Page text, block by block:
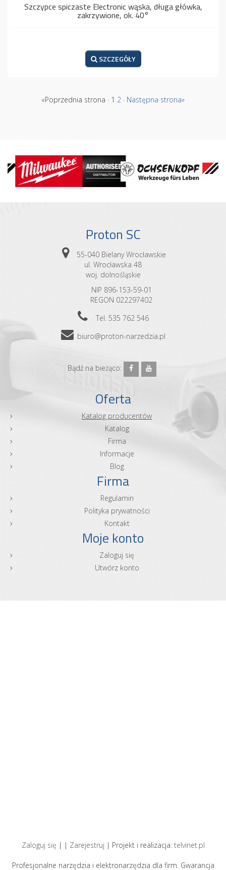
Szczypce spiczaste Electronic wąska, długa główka,
zakrzywione, ok. 40°
SZCZEGÓŁY
«Poprzednia strona · 1 2 · Następna strona»
Proton SC
55-040 Bielany Wrocławskie
ul. Wrocławska 48
woj. dolnośląskie
NIP 896-153-59-01
REGON 022297402
Tel. 535 762 546
biuro@proton-narzedzia.pl
Bądź na bieżąco:
Oferta
Katalog producentów
Katalog
Firma
Informacje
Blog
Firma
Regulamin
Polityka prywatności
Kontakt
Moje konto
Zaloguj się
Utwórz konto
Zaloguj się | | Zarejestruj | Projekt i realizacja: telvinet.pl
Profesjonalne narzędzia i elektronarzędzia dla firm. Gwarancja